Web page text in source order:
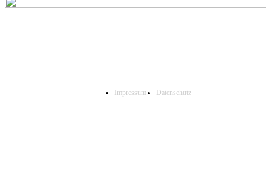
Impressum Datenschutz